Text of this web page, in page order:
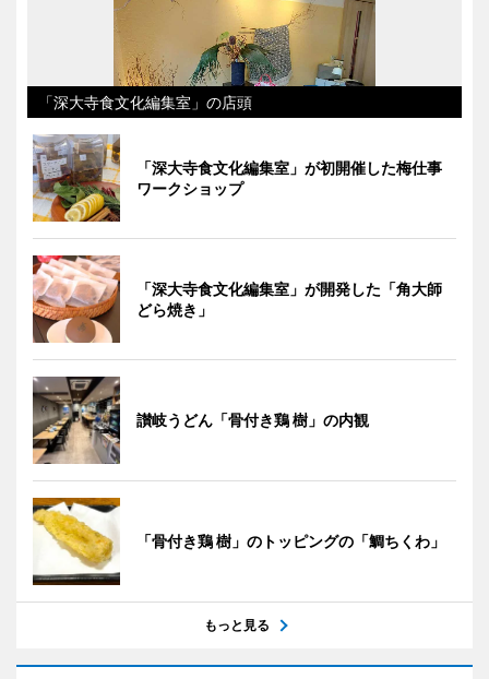
「深大寺食文化編集室」の店頭
「深大寺食文化編集室」が初開催した梅仕事
ワークショップ
「深大寺食文化編集室」が開発した「角大師
どら焼き」
讃岐うどん「骨付き鶏 樹」の内観
「骨付き鶏 樹」のトッピングの「鯛ちくわ」
もっと見る